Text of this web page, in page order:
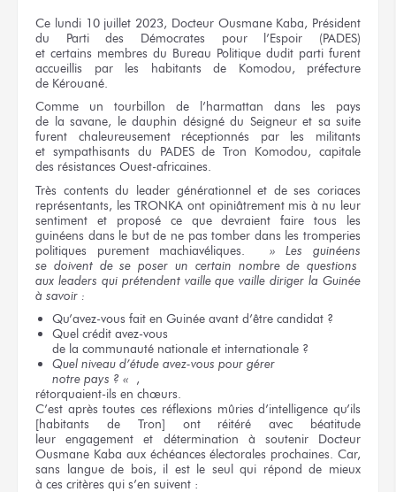
Ce lundi 10 juillet 2023, Docteur Ousmane Kaba, Président
du Parti
des Démocrates pour l’Espoir (PADES)
et certains membres du Bureau Politique dudit parti furent
accueillis par les habitants de Komodou, préfecture
de Kérouané.
Comme un tourbillon de l’harmattan dans les pays
de la savane,
le dauphin désigné du Seigneur et sa suite
furent chaleureusement réceptionnés par les militants
et sympathisants du PADES de Tron Komodou, capitale
des résistances Ouest-africaines.
Très contentsdu leadergénérationnelet de ses coriaces
représentants, les TRONKA ont opiniâtrement mis à nu leur
sentiment et proposé ce que devraient faire tous les
guinéens dans le butde ne pas tomber dans les tromperies
politiques purement machiavéliques.
» Les guinéens
se doivent de se poser un certain nombrede questions
aux leaders qui prétendent vailleque vaille dirigerla Guinée
à savoir :
Qu’avez-vous faiten Guinée avant d’êtrecandidat ?
Quel crédit avez-vous
de la communauté nationaleet internationale ?
Quel niveau d’étude avez-vous pour gérer
notre pays ? « ,
rétorquaient-ils en chœurs.
C’est après toutes ces réflexions mûries d’intelligence qu’ils
[habitants de Tron] ont réitéréavec béatitude
leur engagement
et détermination à soutenirDocteur
Ousmane Kaba aux échéances électorales prochaines. Car,
sans langue de bois, il est le seul qui répond de mieux
à ces critères qui s’en suivent :